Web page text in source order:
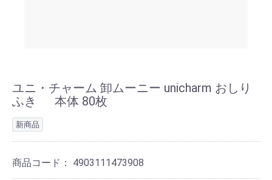
ユニ・チャーム 卸ムーニー unicharm おしり
ふき 本体 80枚
新商品
商品コード： 4903111473908